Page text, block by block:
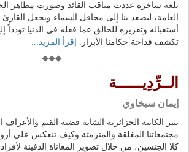
بلغة ساخرة عددت مناقب القائد وصورت مظاهر
العامة، ليصعد بنا إلى محافل السماء ويجعل
أستقباله وتقريره للخالق عما فعله في الدنيا تودداً
تكشف فداحة حكامنا الأبرار.
إقرأ المزيد...
الــرِّدِيــــــة
إيمان سبخاوي
تثير الكاتبة الجزائرية الشابة قضية القيم والأعراف
مجتمعاتنا المغلقة والمتزمتة وكيف تنعكس على
كلا الجنسين، من خلال تصوير المعاناة الدفينة لأفراد